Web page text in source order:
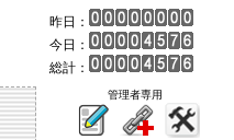
昨日：
今日：
総計：
管理者専用